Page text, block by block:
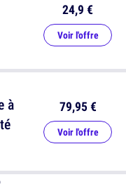
24,9 €
Voir l'offre
à
79,95 €
Voir l'offre